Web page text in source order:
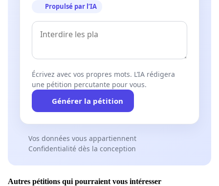
Propulsé par l’IA
Écrivez avec vos propres mots. L’IA rédigera
une pétition percutante pour vous.
Générer la pétition
Vos données vous appartiennent
Confidentialité dès la conception
Autres pétitions qui pourraient vous intéresser